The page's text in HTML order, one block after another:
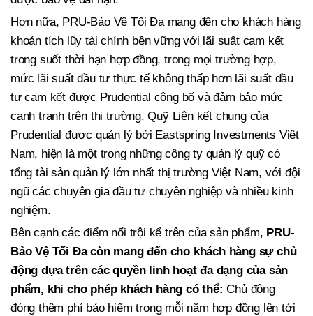
Hơn nữa, PRU-Bảo Vệ Tối Đa mang đến cho khách hàng
khoản tích lũy tài chính bền vững với lãi suất cam kết
trong suốt thời hạn hợp đồng, trong mọi trường hợp,
mức lãi suất đầu tư thực tế không thấp hơn lãi suất đầu
tư cam kết được Prudential công bố và đảm bảo mức
cạnh tranh trên thị trường. Quỹ Liên kết chung của
Prudential được quản lý bởi Eastspring Investments Việt
Nam, hiện là một trong những công ty quản lý quỹ có
tổng tài sản quản lý lớn nhất thị trường Việt Nam, với đội
ngũ các chuyên gia đầu tư chuyên nghiệp và nhiều kinh
nghiệm.
Bên cạnh các điểm nổi trội kể trên của sản phẩm, PRU-
Bảo Vệ Tối Đa còn mang đến cho khách hàng sự chủ
động dựa trên các quyền linh hoạt đa dạng của sản
phẩm, khi cho phép khách hàng có thể:Chủ động
đóng thêm phí bảo hiểm trong mỗi năm hợp đồng lên tới